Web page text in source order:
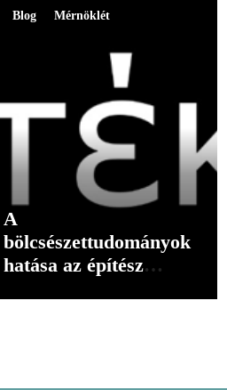
Blog Mérnöklét
A
bölcsészettudományok
hatása az építész